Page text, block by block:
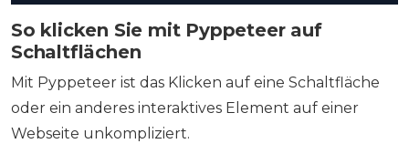
So klicken Sie mit Pyppeteer auf
Schaltflächen
Mit Pyppeteer ist das Klicken auf eine Schaltfläche
oder ein anderes interaktives Element auf einer
Webseite unkompliziert.